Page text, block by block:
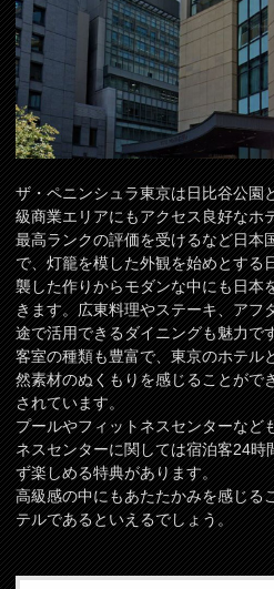
ザ・ペニンシュラ東京は日比谷公園
級商業エリアにもアクセス良好なホ
最高ランクの評価を受けるなど日本
で、灯籠を模した外観を始めとする
襲した作りからモダンな中にも日本
きます。広東料理やステーキ、アフ
途で活用できるダイニングも魅力で
客室の種類も豊富で、東京のホテル
然素材のぬくもりを感じることがで
されています。
プールやフィットネスセンターなど
ネスセンターに関しては宿泊客24
ず楽しめる特典があります。
高級感の中にもあたたかみを感じる
テルであるといえるでしょう。